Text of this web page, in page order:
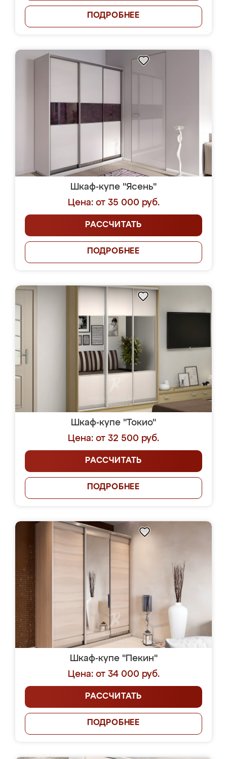
ПОДРОБНЕЕ
Шкаф-купе "Ясень"
Цена: от 35 000 руб.
РАССЧИТАТЬ
ПОДРОБНЕЕ
Шкаф-купе "Токио"
Цена: от 32 500 руб.
РАССЧИТАТЬ
ПОДРОБНЕЕ
Шкаф-купе "Пекин"
Цена: от 34 000 руб.
РАССЧИТАТЬ
ПОДРОБНЕЕ